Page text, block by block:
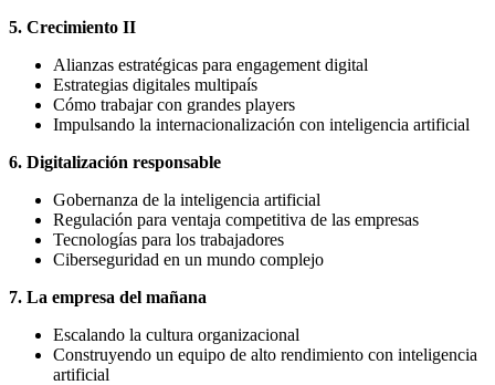
5. Crecimiento II
Alianzas estratégicas para engagement digital
Estrategias digitales multipaís
Cómo trabajar con grandes players
Impulsando la internacionalización con inteligencia artificial
6. Digitalización responsable
Gobernanza de la inteligencia artificial
Regulación para ventaja competitiva de las empresas
Tecnologías para los trabajadores
Ciberseguridad en un mundo complejo
7. La empresa del mañana
Escalando la cultura organizacional
Construyendo un equipo de alto rendimiento con inteligencia
artificial